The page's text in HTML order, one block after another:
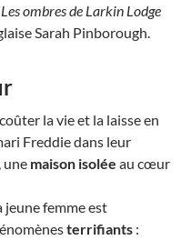
Les ombres de Larkin Lodge
Sarah Pinborough.
la vie et la laisse en
Freddie dans leur
une maison isolée au cœur
jeune femme est
terrifiants :